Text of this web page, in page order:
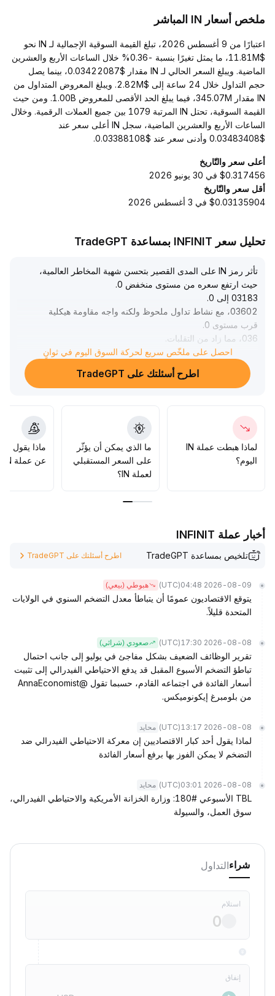
ملخص أسعار IN المباشر
اعتبارًا من 9 أغسطس 2026، تبلغ القيمة السوقية الإجمالية لـ IN نحو
$11.81M، ما يمثل تغيرًا بنسبة -0.36% خلال الساعات الأربع والعشرين
الماضية. ويبلغ السعر الحالي لـ IN مقدار $0.03422087، بينما يصل
حجم التداول خلال 24 ساعة إلى $2.82M. ويبلغ المعروض المتداول من
IN مقدار 345.07M، فيما يبلغ الحد الأقصى للمعروض 1.00B. ومن حيث
القيمة السوقية، تحتل IN المرتبة 1079 بين جميع العملات الرقمية. وخلال
الساعات الأربع والعشرين الماضية، سجل IN أعلى سعر عند
$0.03483408 وأدنى سعر عند $0.03388108.
أعلى سعر والتّاريخ
$0.317456 في 30 يونيو 2026
أقل سعر والتّاريخ
$0.03135904 في 3 أغسطس 2026
تحليل سعر INFINIT بمساعدة TradeGPT
تأثر رمز IN على المدى القصير بتحسن شهية المخاطر العالمية،
حيث ارتفع سعره من مستوى منخفض 0
.
03183 إلى 0
.
03602، مع نشاط تداول ملحوظ ولكنه واجه مقاومة هيكلية
قرب مستوى 0
.
036، مما زاد من التقلبات
على المدى القصير، تقود البيانات الاقتصادية والأحداث
الجيوسياسية اتجاه السوق، ويتوقع استمرار التذبذب، لذلك ينصح
بالمراقبة والاهتمام بنقاط المفاصل الماكروية.
التنظيمية، فهناك احتمال أن يؤدي تفاعل سلسلة الصناعة إلى
تعزيز القيمة، ومع عودة السعر حالياً إلى نطاق 0
032–0
.
034، يمكن التفكير في شراء تدريجي مع التركيز على التطبيقات
احصل على ملخّص سريع لحركة السوق اليوم في ثوانٍ
اطرح أسئلتك على TradeGPT
لماذا هبطت عملة IN
اليوم؟
ما الذي يمكن أن يؤثّر
على السعر المستقبلي
لعملة IN؟
ماذا يقول
عن عملة IN؟
أخبار عملة INFINIT
تلخيص بمساعدة TradeGPT اطرح أسئلتك على TradeGPT
2026-08-09 04:48
(UTC) هبوطي (بيعي)
يتوقع الاقتصاديون عمومًا أن يتباطأ معدل التضخم السنوي في الولايات
المتحدة قليلاً.
2026-08-08 17:30
(UTC) صعودي (شرائي)
تقرير الوظائف الضعيف بشكل مفاجئ في يوليو إلى جانب احتمال
تباطؤ التضخم الأسبوع المقبل قد يدفع الاحتياطي الفيدرالي إلى تثبيت
أسعار الفائدة في اجتماعه القادم، حسبما تقول @AnnaEconomist
من بلومبرغ إيكونوميكس.
2026-08-08 13:17
(UTC) محايد
لماذا يقول أحد كبار الاقتصاديين إن معركة الاحتياطي الفيدرالي ضد
التضخم لا يمكن الفوز بها برفع أسعار الفائدة
2026-08-08 03:01
(UTC) محايد
TBL الأسبوعي #180: وزارة الخزانة الأمريكية والاحتياطي الفيدرالي،
سوق العمل، والسيولة
شراءالتداول
استلام
إنفاق